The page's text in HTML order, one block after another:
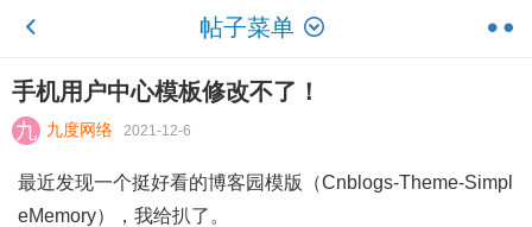
帖子菜单
手机用户中心模板修改不了！
九度网络 2021-12-6
最近发现一个挺好看的博客园模版（Cnblogs-Theme-Simpl
eMemory），我给扒了。